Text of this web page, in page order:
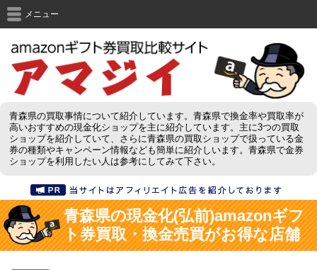
青森県の買取事情について紹介しています。青森県で換金率や買取率が
高いおすすめの現金化ショップを主に紹介しています。主に3つの買取
ショップを紹介していて、さらに青森県の買取ショップで扱っている金
券の種類やキャンペーン情報なども簡単に紹介しいます。青森県で金券
ショップを利用したい人は参考にしてみて下さい。
メニュー
青森県の現金化(弘前)amazonギフ
ト券買取・換金売買がお得な店舗